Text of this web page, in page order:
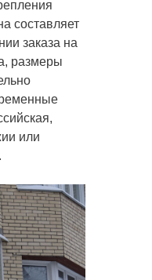
составляет
заказа на
размеры
или